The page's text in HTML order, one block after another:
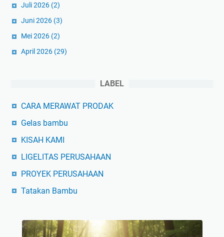
Juli 2026 (2)
Juni 2026 (3)
Mei 2026 (2)
April 2026 (29)
LABEL
CARA MERAWAT PRODAK
Gelas bambu
KISAH KAMI
LIGELITAS PERUSAHAAN
PROYEK PERUSAHAAN
Tatakan Bambu